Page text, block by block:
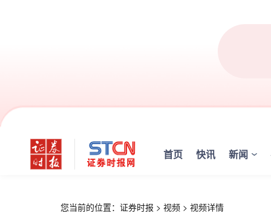
首页 快讯 新闻
您当前的位置： 证券时报 > 视频 > 视频详情